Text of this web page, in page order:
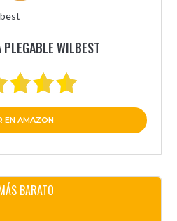
WILBEST
EN AMAZON
BARATO